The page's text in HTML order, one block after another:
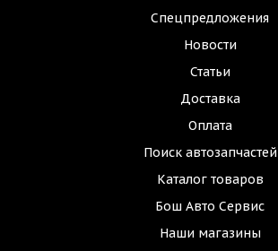
Спецпредложения
Новости
Статьи
Доставка
Оплата
Поиск автозапчастей
Каталог товаров
Бош Авто Сервис
Наши магазины